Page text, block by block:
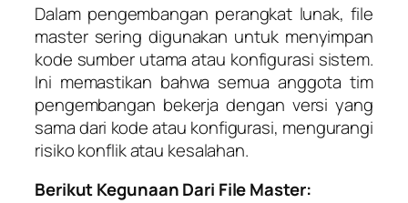
Dalam pengembangan perangkat lunak, file
master sering digunakan untuk menyimpan
kode sumber utama atau konfigurasi sistem.
Ini memastikan bahwa semua anggota tim
pengembangan bekerja dengan versi yang
sama dari kode atau konfigurasi, mengurangi
risiko konflik atau kesalahan.
Berikut Kegunaan Dari File Master: